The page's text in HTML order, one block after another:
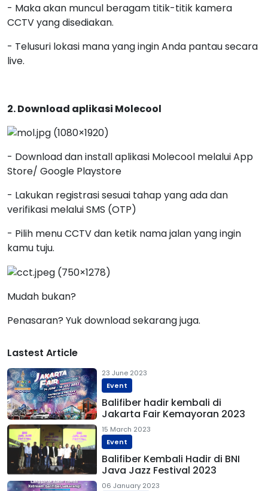
- Maka akan muncul beragam titik-titik kamera
CCTV yang disediakan.
- Telusuri lokasi mana yang ingin Anda pantau secara
live.
2. Download aplikasi Molecool
- Download dan install aplikasi Molecool melalui App
Store/ Google Playstore
- Lakukan registrasi sesuai tahap yang ada dan
verifikasi melalui SMS (OTP)
- Pilih menu CCTV dan ketik nama jalan yang ingin
kamu tuju.
Mudah bukan?
Penasaran? Yuk download sekarang juga.
Lastest Article
23 June 2023
Event
Balifiber hadir kembali di
Jakarta Fair Kemayoran 2023
15 March 2023
Event
Balifiber Kembali Hadir di BNI
Java Jazz Festival 2023
06 January 2023